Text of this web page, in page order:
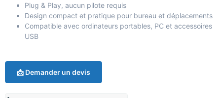
Plug & Play, aucun pilote requis
Design compact et pratique pour bureau et déplacements
Compatible avec ordinateurs portables, PC et accessoires
USB
📩 Demander un devis